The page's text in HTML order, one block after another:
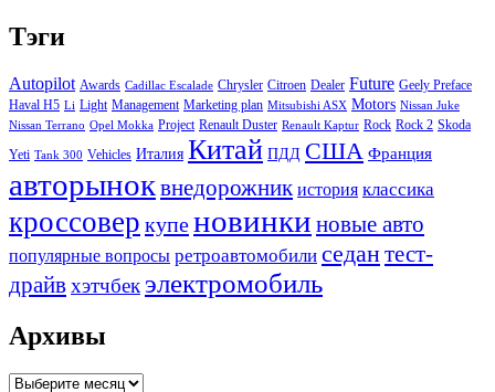
Тэги
Autopilot Awards Cadillac Escalade Chrysler Citroen Dealer Future Geely Preface
Haval H5 Li Light Management Marketing plan Mitsubishi ASX Motors Nissan Juke
Nissan Terrano Opel Mokka Project Renault Duster Renault Kaptur Rock Rock 2 Skoda
Yeti Tank 300 Vehicles Италия Китай ПДД США Франция
авторыноквнедорожник история классика
кроссовер купеновинки новые авто
популярные вопросы ретроавтомобили седантест-
драйвхэтчбек электромобиль
Архивы
Архивы